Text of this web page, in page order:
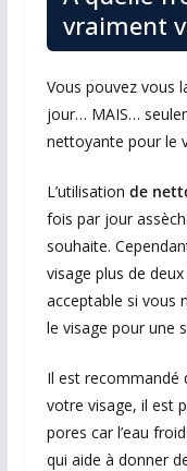
vraiment
Vous pouvez vous
jour… MAIS…
nettoyante pour le
L’utilisation de
fois par jour
souhaite.
visage plus de
acceptable si vous
le visage pour une
Il est recommandé
votre visage, il est
pores car l’eau
qui aide à donner